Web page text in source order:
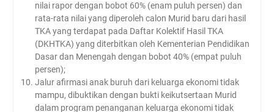
nilai rapor dengan bobot 60% (enam puluh persen) dan
rata-rata nilai yang diperoleh calon Murid baru dari hasil
TKA yang terdapat pada Daftar Kolektif Hasil TKA
(DKHTKA) yang diterbitkan oleh Kementerian Pendidikan
Dasar dan Menengah dengan bobot 40% (empat puluh
persen);
Jalur afirmasi anak buruh dari keluarga ekonomi tidak
mampu, dibuktikan dengan bukti keikutsertaan Murid
dalam program penanganan keluarga ekonomi tidak